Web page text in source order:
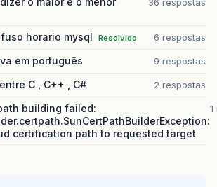
fuso horario mysql Resolvido 6 respostas
em português 9 respostas
C , C++ , C# 2 respostas
building failed:
certification path to requested target